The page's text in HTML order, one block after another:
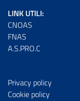
LINK UTILI:
CNOAS
FNAS
A.S.PRO.C
Privacy policy
Cookie policy